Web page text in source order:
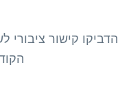
הדביקו קישור